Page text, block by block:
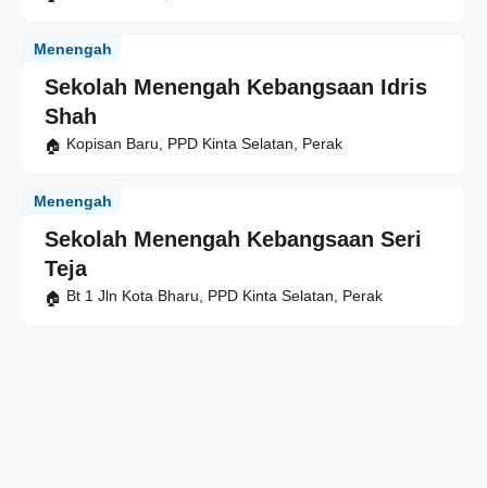
Sekolah Menengah Kebangsaan Idris
Shah
Menengah
Kopisan Baru, PPD Kinta Selatan, Perak
Sekolah Menengah Kebangsaan Seri
Teja
Menengah
Bt 1 Jln Kota Bharu, PPD Kinta Selatan, Perak